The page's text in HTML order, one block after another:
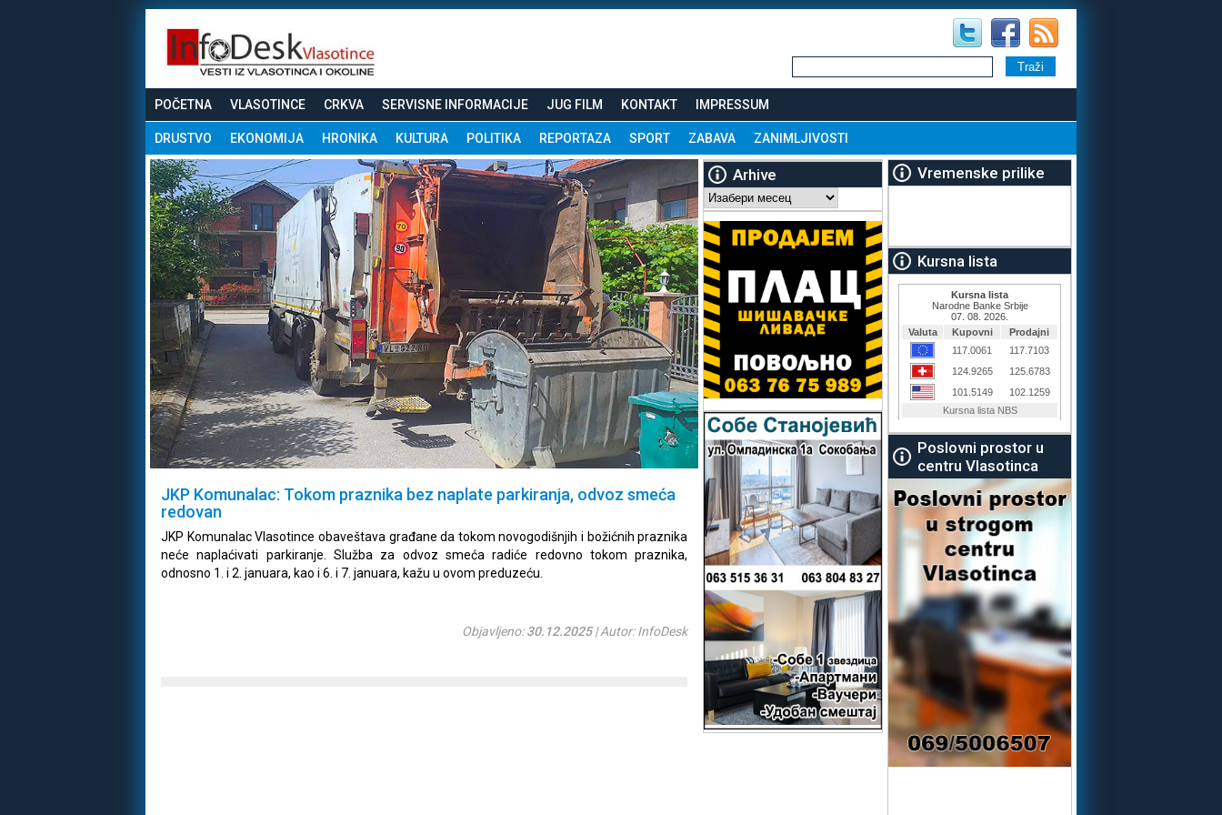
POČETNA VLASOTINCE CRKVA SERVISNE INFORMACIJE JUG FILM KONTAKT IMPRESSUM
DRUSTVO EKONOMIJA HRONIKA KULTURA POLITIKA REPORTAZA SPORT ZABAVA ZANIMLJIVOSTI
JKP Komunalac: Tokom praznika bez naplate parkiranja, odvoz smeća
redovan
JKP Komunalac Vlasotince obaveštava građane da tokom novogodišnjih i božićnih praznika
neće naplaćivati parkiranje. Služba za odvoz smeća radiće redovno tokom praznika,
odnosno 1. i 2. januara, kao i 6. i 7. januara, kažu u ovom preduzeću.
Objavljeno:30.12.2025| Autor: InfoDesk
Arhive
Arhive
Vremenske prilike
Kursna lista
Poslovni prostor u
centru Vlasotinca